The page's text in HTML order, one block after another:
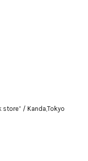
store” / Kanda,Tokyo